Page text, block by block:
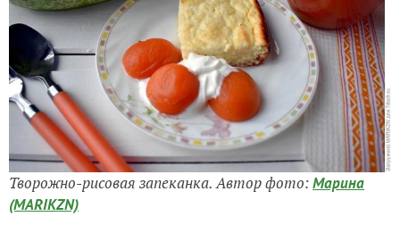
Творожно-рисовая запеканка. Автор фото:Марина
(MARIKZN)